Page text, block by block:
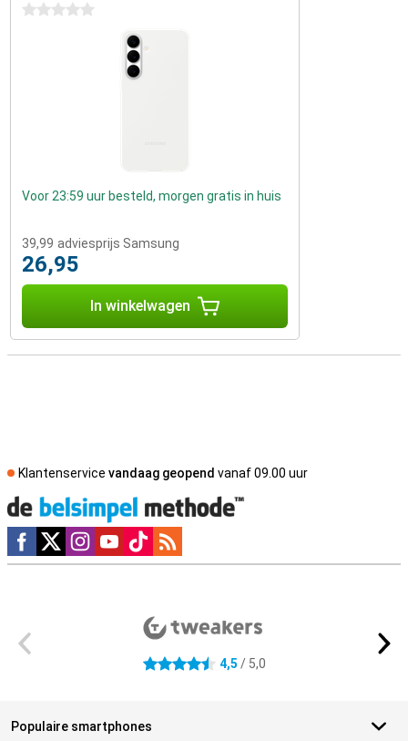
0 sterren
Voor 23:59 uur besteld, morgen gratis in huis
39,99 adviesprijs Samsung
26,95
In winkelwagen
Klantenservice vandaag geopend vanaf 09.00 uur
Social media
4.5 sterren 4,5 / 5,0
Populaire smartphones